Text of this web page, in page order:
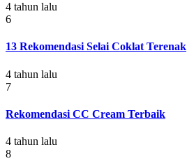
4 tahun lalu
6
13 Rekomendasi Selai Coklat Terenak
4 tahun lalu
7
Rekomendasi CC Cream Terbaik
4 tahun lalu
8